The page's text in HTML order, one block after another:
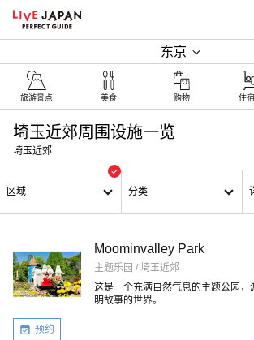
东京
旅游景点 美食 购物 住
埼玉近郊周围设施一览
埼玉近郊
区域 分类
Moominvalley Park
主题乐园 / 埼玉近郊
这是一个充满自然气息的主题公园，
明故事的世界。
预约